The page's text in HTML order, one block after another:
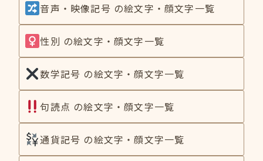
音声・映像記号 の絵文字・顔文字一覧
性別 の絵文字・顔文字一覧
数学記号 の絵文字・顔文字一覧
句読点 の絵文字・顔文字一覧
通貨記号 の絵文字・顔文字一覧